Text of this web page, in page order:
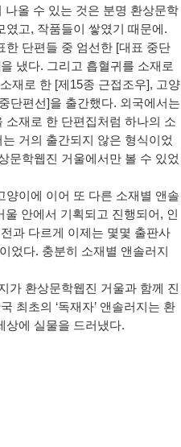
나올 수 있는 것은 분명 환상문학
였고, 작품들이 쌓였기 때문에.
한 단편들 중 엄선한 [대표 중단
냈다. 그리고 흡혈귀를 소재로
재로 한 [제15종 근접조우], 고양
단편선]을 출간했다. 외국에서는
소재로 한 단편집처럼 하나의 소
거의 출간되지 않은 형식이었
문학웹진 거울에서만 볼 수 있었
이에 이어 또 다른 소재별 앤솔
울 안에서 기획되고 진행되어, 인
과 다르게 이제는 몇몇 출판사
었다. 충분히 소재별 앤솔러지
가 환상문학웹진 거울과 함께 진
최초의 ‘독재자’ 앤솔러지는 환
상에 실물을 드러냈다.